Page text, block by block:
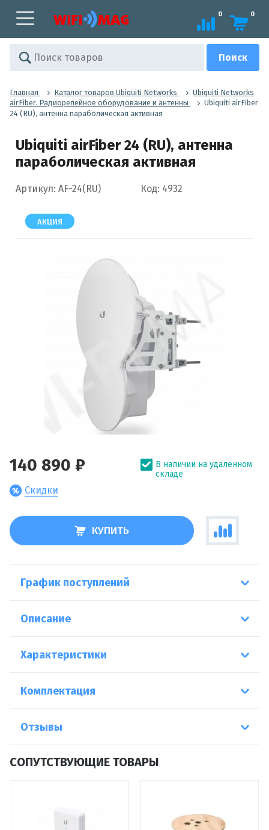
0 0
Главная Каталог товаров Ubiquiti Networks
Ubiquiti Networks
airFiber. Радиорелейное оборудование и антенны
Ubiquiti airFiber
24 (RU), антенна параболическая активная
Ubiquiti airFiber 24 (RU), антенна
параболическая активная
Артикул: AF-24(RU) Код: 4932
АКЦИЯ
140 890 ₽
Скидки
В наличии на удаленном
складе
КУПИТЬ
График поступлений
Описание
Характеристики
Комплектация
Отзывы
СОПУТСТВУЮЩИЕ ТОВАРЫ